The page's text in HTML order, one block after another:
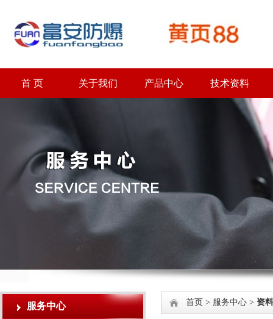
首 页 关于我们 产品中心 技术资料
服务中心 首页 > 服务中心 > 资